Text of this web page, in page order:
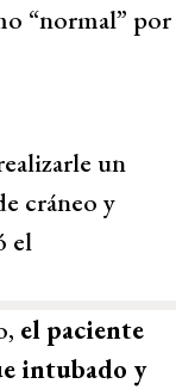
“normal” por
un
cráneo y
el
el paciente
intubado y